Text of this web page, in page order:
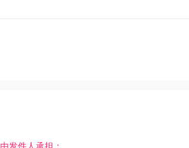
发件人承担；